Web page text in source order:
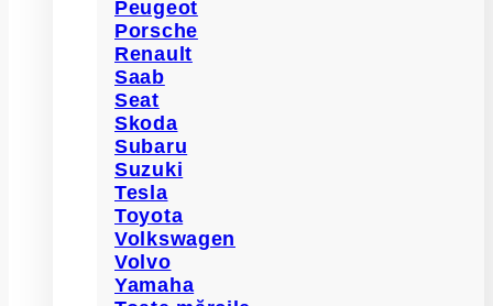
Peugeot
Porsche
Renault
Saab
Seat
Skoda
Subaru
Suzuki
Tesla
Toyota
Volkswagen
Volvo
Yamaha